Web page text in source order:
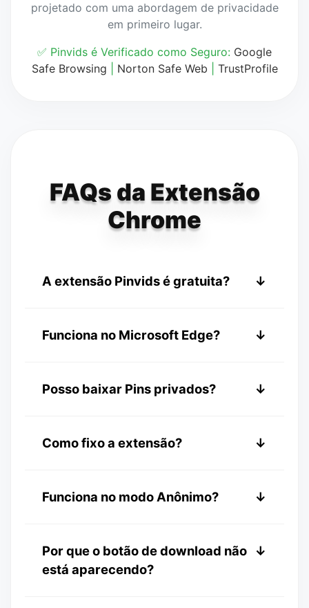
projetado com uma abordagem de privacidade
em primeiro lugar.
✅ Pinvids é Verificado como Seguro: Google
Safe Browsing
Norton Safe Web TrustProfile
FAQs da Extensão
Chrome
A extensão Pinvids é gratuita? ↓
Sim, nossa extensão é 100% gratuita
para instalar e usar sem custos ocultos.
Funciona no Microsoft Edge? ↓
Sim! Como o Edge é construído no
Chromium, você pode instalá-lo
Posso baixar Pins privados? ↓
A extensão só pode baixar Pins que são
publicamente acessíveis ou visíveis na
Como fixo a extensão? ↓
Clique no ícone de peça de quebra-
cabeça no Chrome e clique no ícone de
Funciona no modo Anônimo? ↓
Sim, você precisa habilitar "Permitir em
modo Anônimo" nas configurações da
extensão.
Por que o botão de download não
está aparecendo?
↓